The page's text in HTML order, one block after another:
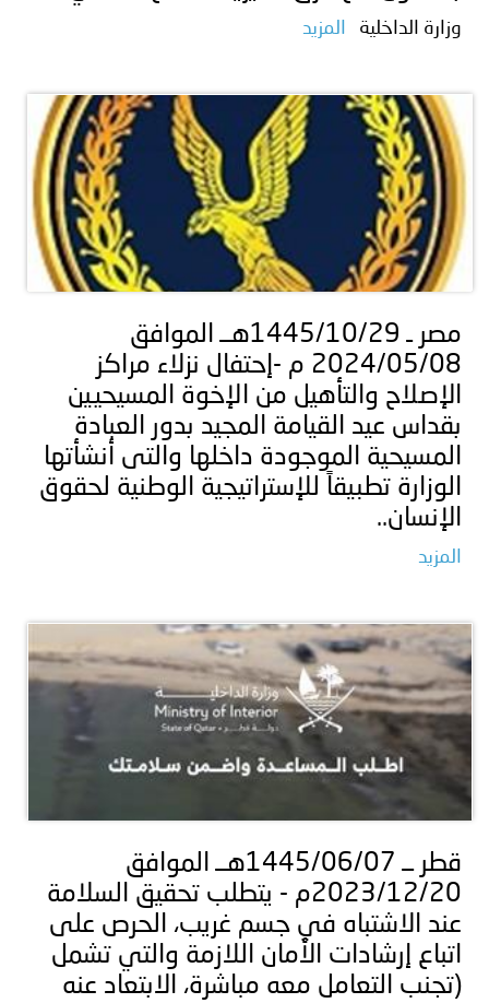
نحن
اتصل
وزارة الداخلية المزيد
مصر ـ 1445/10/29هــ الموافق
2024/05/08 م -إحتفال نزلاء مراكز
الإصلاح والتأهيل من الإخوة المسيحيين
بقداس عيد القيامة المجيد بدور العبادة
المسيحية الموجودة داخلها والتى أنشأتها
الوزارة تطبيقاً للإستراتيجية الوطنية لحقوق
الإنسان..
المزيد
قطر ــ 1445/06/07هــ الموافق
2023/12/20م - يتطلب تحقيق السلامة
عند الاشتباه في جسم غريب، الحرص على
اتباع إرشادات الأمان اللازمة والتي تشمل
(تجنب التعامل معه مباشرة، الابتعاد عنه